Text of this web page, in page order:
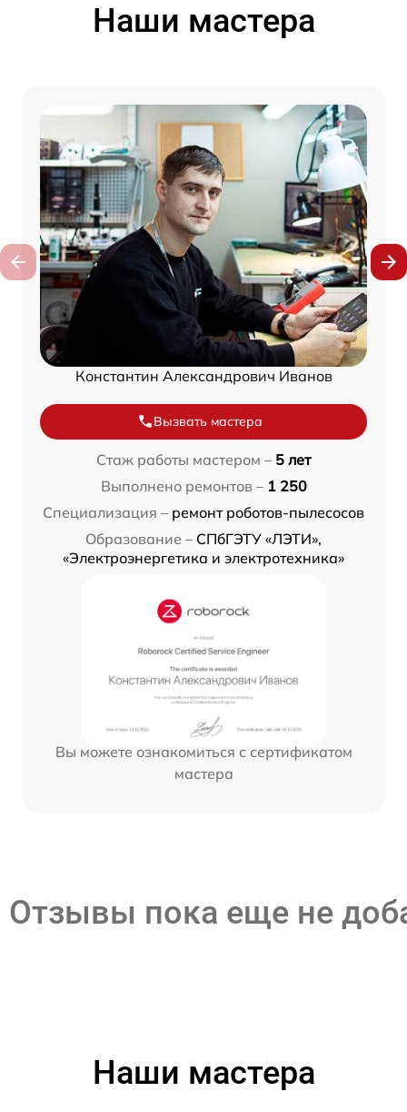
Наши мастера
Константин Александрович Иванов
Вызвать мастера
Стаж работы мастером – 5 лет
Выполнено ремонтов – 1 250
Специализация – ремонт роботов-пылесосов
Образование – СПбГЭТУ «ЛЭТИ»,
«Электроэнергетика и электротехника»
Вы можете ознакомиться с сертификатом
мастера
Отзывы пока еще не
Наши мастера